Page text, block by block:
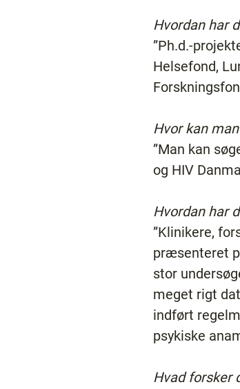
Hvordan har
”Ph.d.-
Helsefond,
Hvor kan
”Man kan
og HIV
Hvordan har
”Klinikere,
præsenteret
stor
meget rigt
indført
psykiske
Hvad forsker